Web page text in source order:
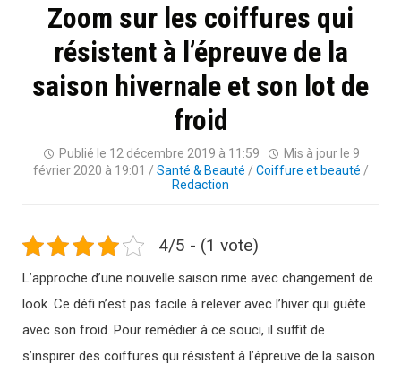
Zoom sur les coiffures qui
résistent à l’épreuve de la
saison hivernale et son lot de
froid
Publié le 12 décembre 2019 à 11:59 Mis à jour le 9
février 2020 à 19:01 / Santé & Beauté / Coiffure et beauté /
Redaction
4/5 - (1 vote)
L’approche d’une nouvelle saison rime avec changement de
look. Ce défi n’est pas facile à relever avec l’hiver qui guète
avec son froid. Pour remédier à ce souci, il suffit de
s’inspirer des coiffures qui résistent à l’épreuve de la saison